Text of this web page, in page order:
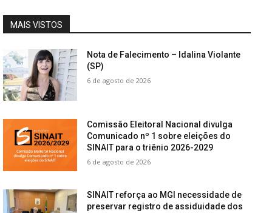
MAIS VISTOS
Nota de Falecimento – Idalina Violante
(SP)
6 de agosto de 2026
Comissão Eleitoral Nacional divulga
Comunicado nº 1 sobre eleições do
SINAIT para o triênio 2026-2029
6 de agosto de 2026
SINAIT reforça ao MGI necessidade de
preservar registro de assiduidade dos